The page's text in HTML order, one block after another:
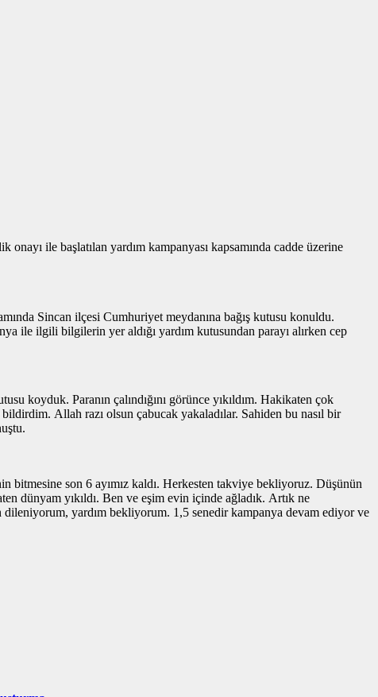
ile başlatılan yardım kampanyası kapsamında cadde üzerine
Sincan ilçesi Cumhuriyet meydanına bağış kutusu konuldu.
ile ilgili bilgilerin yer aldığı yardım kutusundan parayı alırken cep
koyduk. Paranın çalındığını görünce yıkıldım. Hakikaten çok
Allah razı olsun çabucak yakaladılar. Sahiden bu nasıl bir
son 6 ayımız kaldı. Herkesten takviye bekliyoruz. Düşünün
dünyam yıkıldı. Ben ve eşim evin içinde ağladık. Artık ne
dileniyorum, yardım bekliyorum. 1,5 senedir kampanya devam ediyor ve